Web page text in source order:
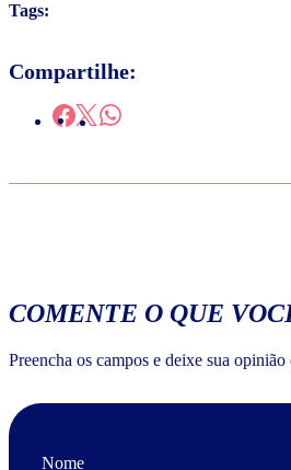
Tags:
Compartilhe:
COMENTE O QUE
Preencha os campos e deixe sua opinião
Nome